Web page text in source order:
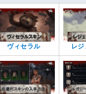
ヴィセラル レ